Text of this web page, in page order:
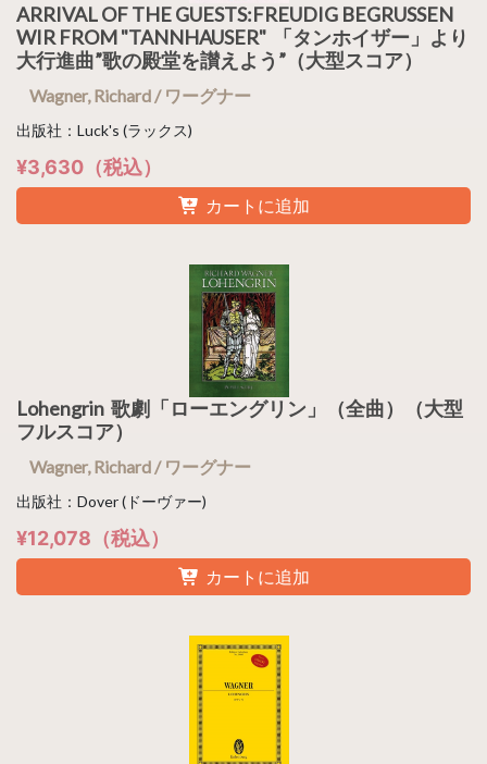
ARRIVAL OF THE GUESTS:FREUDIG BEGRUSSEN
WIR FROM "TANNHAUSER" 「タンホイザー」より
大行進曲”歌の殿堂を讃えよう”（大型スコア）
Wagner, Richard / ワーグナー
出版社：Luck's (ラックス)
¥3,630（税込）
カートに追加
Lohengrin 歌劇「ローエングリン」（全曲）（大型
フルスコア）
Wagner, Richard / ワーグナー
出版社：Dover (ドーヴァー)
¥12,078（税込）
カートに追加